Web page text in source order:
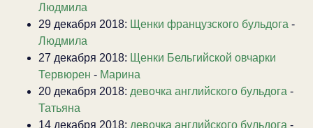
Людмила
29 декабря 2018: Щенки французского бульдога -
Людмила
27 декабря 2018: Щенки Бельгийской овчарки
Тервюрен - Марина
20 декабря 2018: девочка английского бульдога -
Татьяна
14 декабря 2018: девочка английского бульдога -